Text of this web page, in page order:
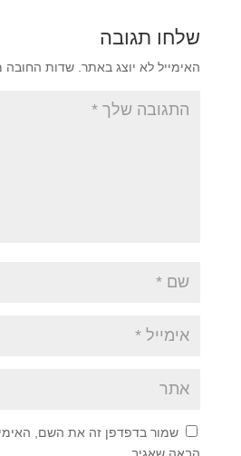
שלחו תגובה
האימייל לא יוצג באתר. שדות החובה
שמור בדפדפן זה את השם,